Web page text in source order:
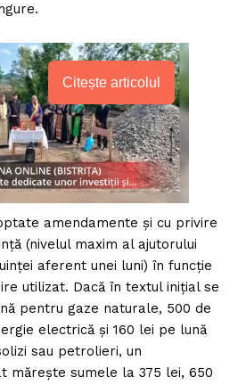
Citește articolul
amendamente şi cu privire
(nivelul maxim al ajutorului
aferent unei luni) în funcţie
utilizat. Dacă în textul iniţial se
pentru gaze naturale, 500 de
electrică şi 160 lei pe lună
sau petrolieri, un
măreşte sumele la 375 lei, 650